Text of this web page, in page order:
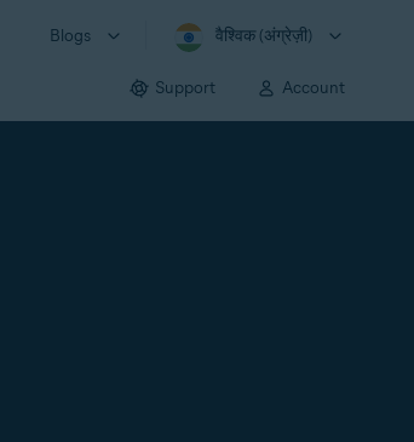
Blogs वैश्विक (अंग्रेज़ी)
Support Account